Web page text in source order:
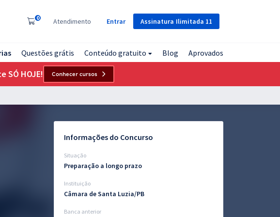
Assinatura Ilimitada 11
0 Atendimento Entrar
Questões grátis Conteúdo gratuito Blog Aprovados
SÓ HOJE! Conhecer cursos
Informações do Concurso
Situação
Preparação a longo prazo
Instituição
Câmara de Santa Luzia/PB
Banca anterior